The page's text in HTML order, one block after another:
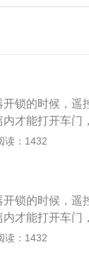
锁的时候，遥
才能打开车门
以下几种原因
控器指示灯会
的就是更换电
更换新的遥控
距离接收到信
近，造成的遥
读：1432
锁的时候，遥
才能打开车门
以下几种原因
读：1432